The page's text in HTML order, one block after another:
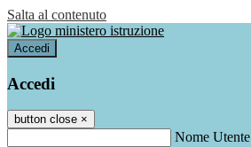
Salta al contenuto
Accedi
Accedi
button close ×
Nome Utente